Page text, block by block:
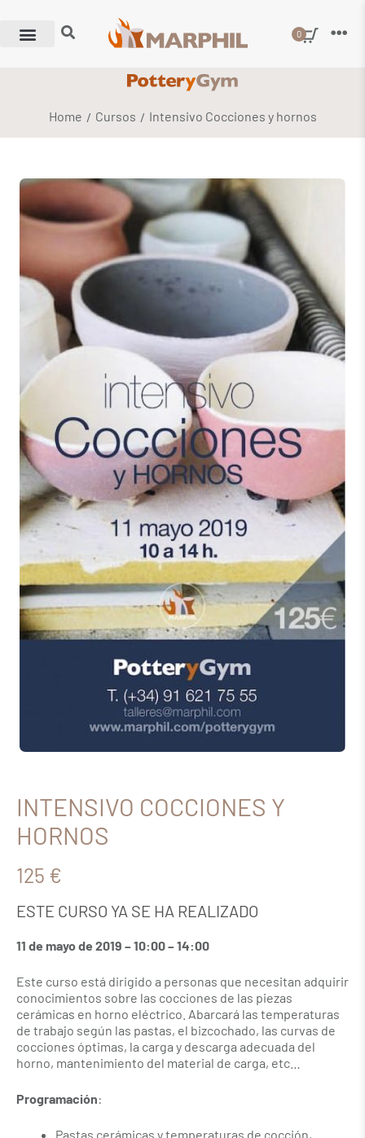
0
Home / Cursos / Intensivo Cocciones y hornos
INTENSIVO COCCIONES Y
HORNOS
125 €
ESTE CURSO YA SE HA REALIZADO
11 de mayo de 2019 – 10:00 – 14:00
Este curso está dirigido a personas que necesitan adquirir
conocimientos sobre las cocciones de las piezas
cerámicas en horno eléctrico. Abarcará las temperaturas
de trabajo según las pastas, el bizcochado, las curvas de
cocciones óptimas, la carga y descarga adecuada del
horno, mantenimiento del material de carga, etc…
Programación:
Pastas cerámicas y temperaturas de cocción,